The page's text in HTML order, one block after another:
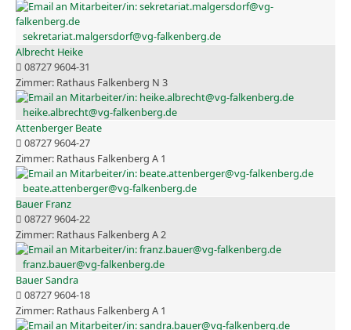
sekretariat.malgersdorf@vg-falkenberg.de
Albrecht Heike
08727 9604-31
Rathaus Falkenberg N 3
heike.albrecht@vg-falkenberg.de
Attenberger Beate
08727 9604-27
Rathaus Falkenberg A 1
beate.attenberger@vg-falkenberg.de
Bauer Franz
08727 9604-22
Rathaus Falkenberg A 2
franz.bauer@vg-falkenberg.de
Bauer Sandra
08727 9604-18
Rathaus Falkenberg A 1